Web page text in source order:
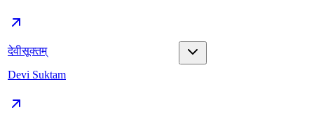
देवीसूक्तम्
Devi Suktam